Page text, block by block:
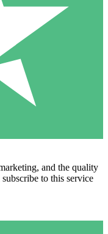
and the quality
to this service